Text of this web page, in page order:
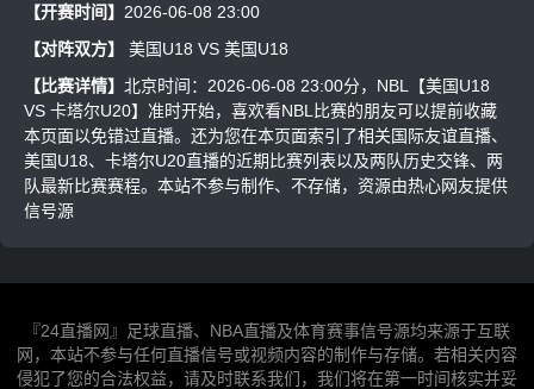
【开赛时间】 2026-06-08 23:00
【对阵双方】
美国U18 VS 美国U18
【比赛详情】 北京时间：2026-06-08 23:00分，NBL【美国U18
VS 卡塔尔U20】准时开始，喜欢看NBL比赛的朋友可以提前收藏
本页面以免错过直播。还为您在本页面索引了相关国际友谊直播、
美国U18、卡塔尔U20直播的近期比赛列表以及两队历史交锋、两
队最新比赛赛程。本站不参与制作、不存储，资源由热心网友提供
信号源
『24直播网』足球直播、NBA直播及体育赛事信号源均来源于互联
网，本站不参与任何直播信号或视频内容的制作与存储。若相关内容
侵犯了您的合法权益，请及时联系我们，我们将在第一时间核实并妥